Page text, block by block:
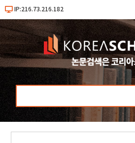
IP:216.73.216.182